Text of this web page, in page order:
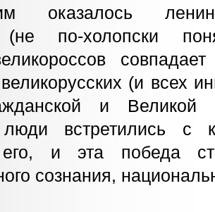
оказалось
по-холопски
(и всех
и Великой
люди встретились с
его, и эта победа
сознания,